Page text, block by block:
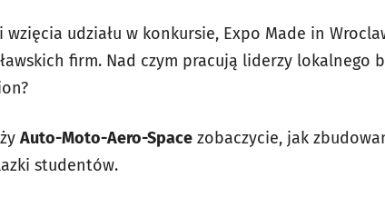
wzięcia udziału w konkursie, Expo Made in
firm. Nad czym pracują liderzy lokalnego
Auto-Moto-Aero-Space zobaczycie, jak
studentów.